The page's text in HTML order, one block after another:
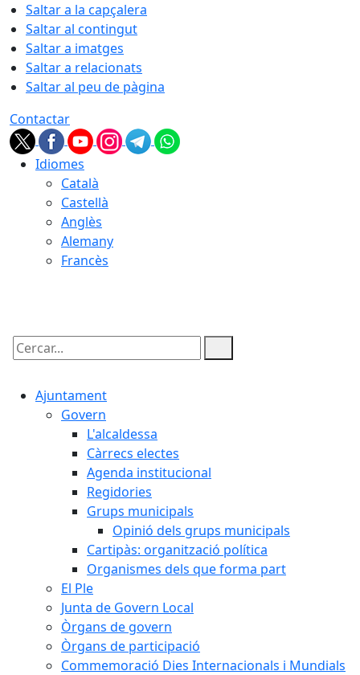
Saltar a la capçalera
Saltar al contingut
Saltar a imatges
Saltar a relacionats
Saltar al peu de pàgina
Contactar
Idiomes
Català
Castellà
Anglès
Alemany
Francès
Cercar:
Ajuntament
Govern
L'alcaldessa
Càrrecs electes
Agenda institucional
Regidories
Grups municipals
Opinió dels grups municipals
Cartipàs: organització política
Organismes dels que forma part
El Ple
Junta de Govern Local
Òrgans de govern
Òrgans de participació
Commemoració Dies Internacionals i Mundials